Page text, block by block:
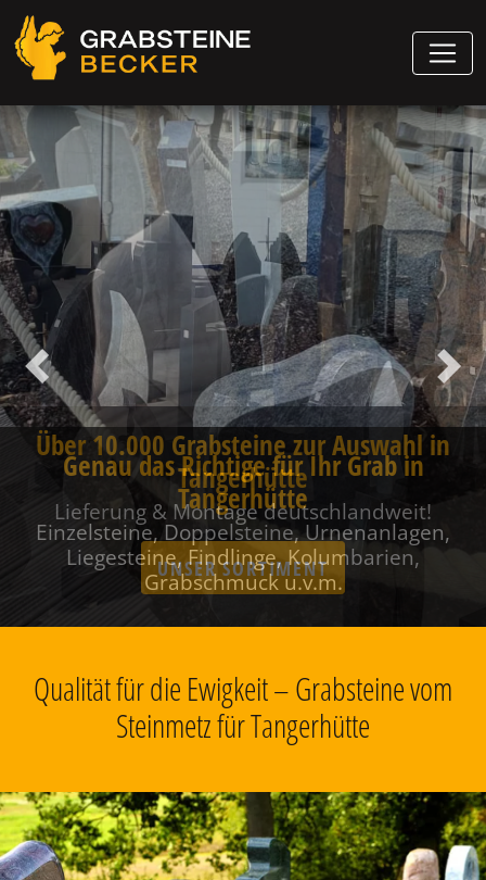
Genau das Richtige für Ihr Grab in
Tangerhütte
Einzelsteine, Doppelsteine, Urnenanlagen,
Liegesteine, Findlinge, Kolumbarien,
Grabschmuck u.v.m.
Vorheriger
Qualität für die Ewigkeit – Grabsteine vom
Steinmetz für Tangerhütte